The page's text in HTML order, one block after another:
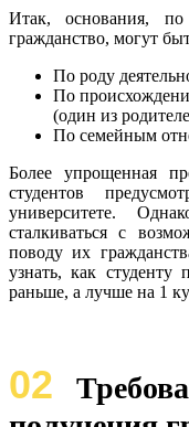
Итак, основания, по
гражданство, могут
По роду
По
(один из
По семейным
Более упрощенная
студентов
университете.
сталкиваться с
поводу их
узнать, как
раньше, а лучше на 1
02